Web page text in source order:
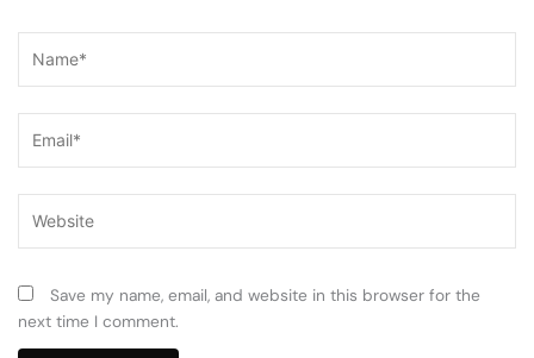
Save my name, email, and website in this browser for the
next time I comment.